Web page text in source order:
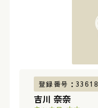
吉川 奈奈
登録番号：33618